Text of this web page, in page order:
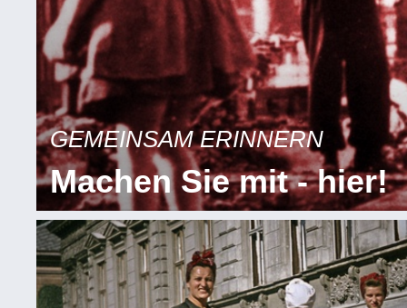
GEMEINSAM ERINNERN
Machen Sie mit - hier!